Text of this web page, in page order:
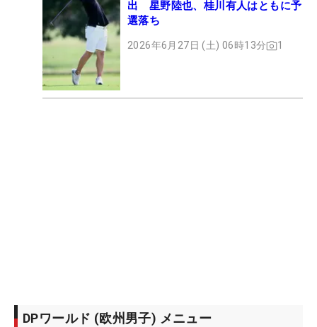
出 星野陸也、桂川有人はともに予
選落ち
2026年6月27日 (土) 06時13分 1
DPワールド (欧州男子) メニュー